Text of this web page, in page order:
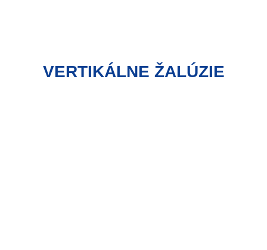
VERTIKÁLNE ŽALÚZIE